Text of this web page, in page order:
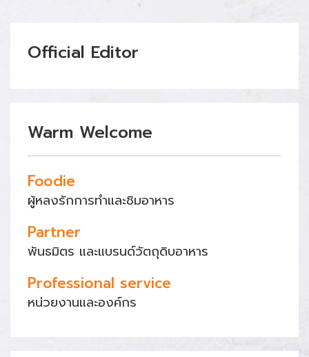
Official Editor
Warm Welcome
Foodie
ผู้หลงรักการทำและชิมอาหาร
Partner
พันธมิตร และแบรนด์วัตถุดิบอาหาร
Professional service
หน่วยงานและองค์กร